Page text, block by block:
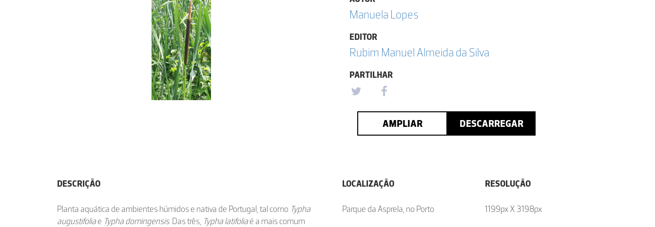
Manuela Lopes
EDITOR
Rubim Manuel Almeida da Silva
PARTILHAR
AMPLIAR DESCARREGAR
DESCRIÇÃO
Planta aquática de ambientes húmidos e nativa de Portugal, tal como Typha
augustifoliae Typha domingensis. Das três, Typha latifoliaé a mais comum
LOCALIZAÇÃO
Parque da Asprela, no Porto
RESOLUÇÃO
1199px X 3198px